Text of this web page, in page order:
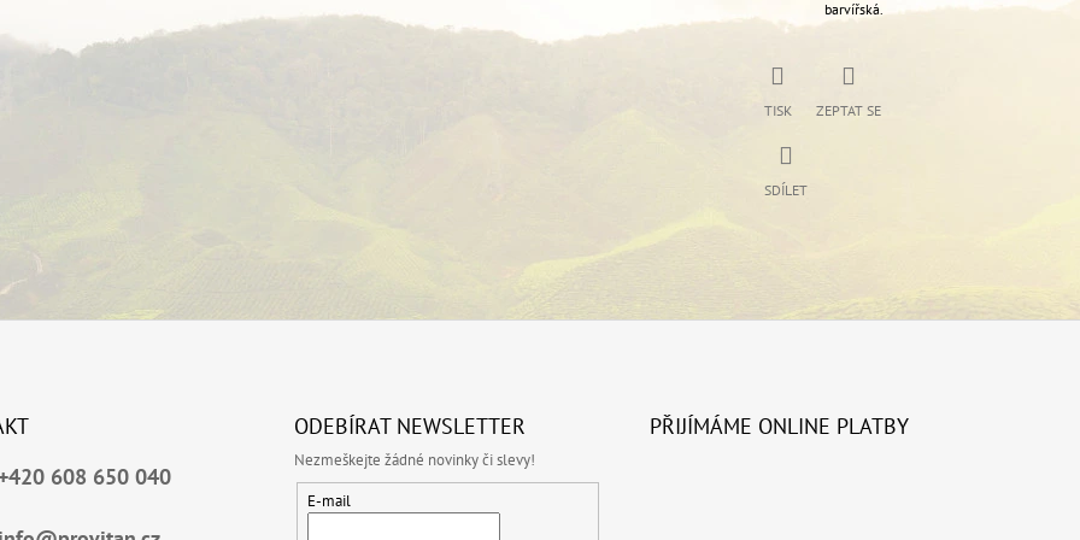
barvířská.
TISK ZEPTAT SE
SDÍLET
608 650 040
ODEBÍRAT NEWSLETTER
Nezmeškejte žádné novinky či slevy!
E-mail
PŘIJÍMÁME ONLINE PLATBY